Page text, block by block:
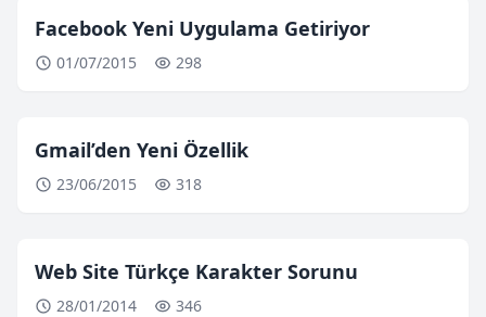
Facebook Yeni Uygulama Getiriyor
01/07/2015 298
Gmail’den Yeni Özellik
23/06/2015 318
Web Site Türkçe Karakter Sorunu
28/01/2014 346